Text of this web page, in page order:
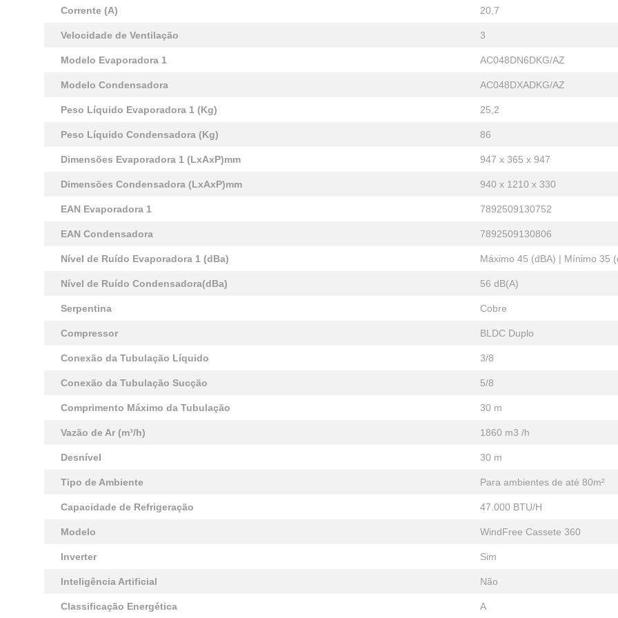
Corrente (A) 20,7
Velocidade de Ventilação 3
Modelo Evaporadora 1 AC048DN6DKG/AZ
Modelo Condensadora AC048DXADKG/AZ
Peso Líquido Evaporadora 1 (Kg) 25,2
Peso Líquido Condensadora (Kg) 86
Dimensões Evaporadora 1 (LxAxP)mm 947 x 365 x 947
Dimensões Condensadora (LxAxP)mm 940 x 1210 x 330
EAN Evaporadora 1 7892509130752
EAN Condensadora 7892509130806
Nível de Ruído Evaporadora 1 (dBa) Máximo 45 (dBA) | Mínimo 35
Nível de Ruído Condensadora(dBa) 56 dB(A)
Serpentina Cobre
Compressor BLDC Duplo
Conexão da Tubulação Líquido 3/8
Conexão da Tubulação Sucção 5/8
Comprimento Máximo da Tubulação 30 m
Vazão de Ar (m³/h) 1860 m3 /h
Desnível 30 m
Tipo de Ambiente Para ambientes de até 80m²
Capacidade de Refrigeração 47.000 BTU/H
Modelo WindFree Cassete 360
Inverter Sim
Inteligência Artificial Não
Classificação Energética A